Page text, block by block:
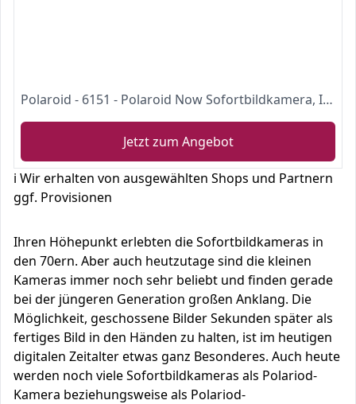
Polaroid - 6151 - Polaroid Now Sofortbildkamera, I-Typ, goldene Geschenkbox, Kamera + Filmpaket
Jetzt zum Angebot
ℹ️ Wir erhalten von ausgewählten Shops und Partnern
ggf. Provisionen
Ihren Höhepunkt erlebten die Sofortbildkameras in
den 70ern. Aber auch heutzutage sind die kleinen
Kameras immer noch sehr beliebt und finden gerade
bei der jüngeren Generation großen Anklang. Die
Möglichkeit, geschossene Bilder Sekunden später als
fertiges Bild in den Händen zu halten, ist im heutigen
digitalen Zeitalter etwas ganz Besonderes. Auch heute
werden noch viele Sofortbildkameras als Polariod-
Kamera beziehungsweise als Polariod-